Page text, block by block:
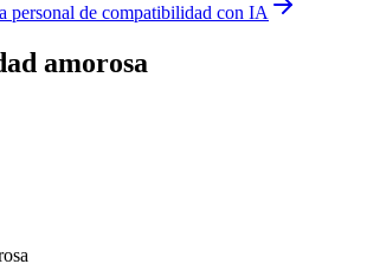
personal de compatibilidad con IA
amorosa